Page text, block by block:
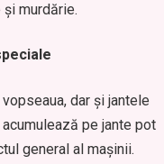
murdărie.
dar și jantele
pe jante pot
general al mașinii.